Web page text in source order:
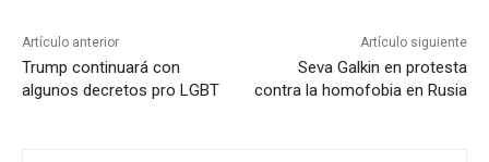
Artículo anterior
Trump continuará con
algunos decretos pro LGBT
Artículo siguiente
Seva Galkin en protesta
contra la homofobia en Rusia